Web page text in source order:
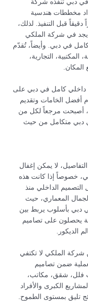
دبي تنفذه شركة
مخططات هندسية
دقيقاً قبل التنفيذ. لذلك،
في شركة الملكي
في دبي. وأيضاً، تُقدّم
المكتبية، التجارية،
كامل في دبي على
أفضل الخامات وتقديم
أصبحت مرجعاً لكل من
دبي متكامل من حيث
لا يمكن إغفال
خصوصاً إذا كانت هذه
الداخلي منذ
المعماري، حيث
دبي بأسلوب يربط بين
يحصلون على تصاميم
الديكور.
الملكي لا تكتفي
ضمن تصاميم
فلل، شقق، مكاتب،
الكبرى والأفراد
تليق بمستوى الطموح.